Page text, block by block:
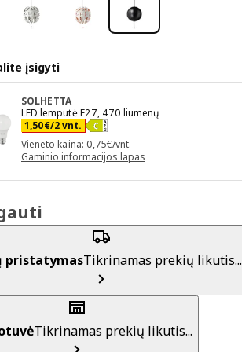
įsigyti
SOLHETTA
LED lemputė E27, 470 liumenų
1,50€/2 vnt.
Kaina 1,50€/2 vnt.
Vieneto kaina: 0,75€/vnt.
Gaminio informacijos lapas
pristatymasTikrinamas prekių likutis...
Tikrinamas prekių likutis...